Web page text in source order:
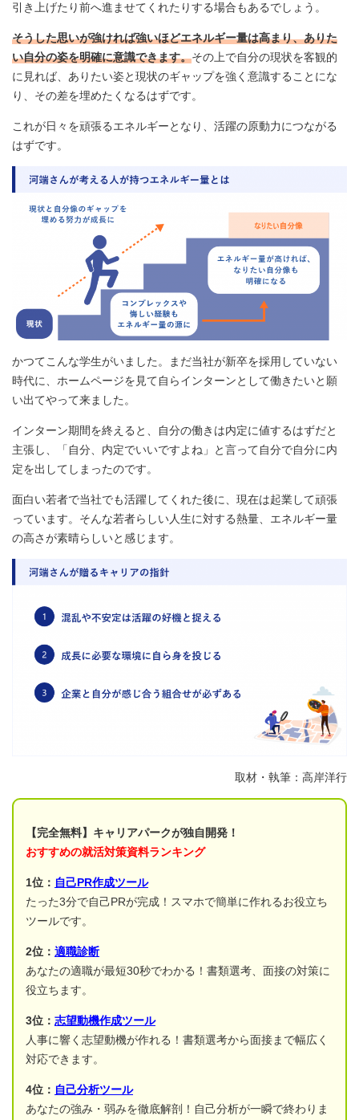
引き上げたり前へ進ませてくれたりする場合もあるでしょう。
そうした思いが強ければ強いほどエネルギー量は高まり、ありた
い自分の姿を明確に意識できます。その上で自分の現状を客観的
に見れば、ありたい姿と現状のギャップを強く意識することにな
り、その差を埋めたくなるはずです。
これが日々を頑張るエネルギーとなり、活躍の原動力につながる
はずです。
かつてこんな学生がいました。まだ当社が新卒を採用していない
時代に、ホームページを見て自らインターンとして働きたいと願
い出てやって来ました。
インターン期間を終えると、自分の働きは内定に値するはずだと
主張し、「自分、内定でいいですよね」と言って自分で自分に内
定を出してしまったのです。
面白い若者で当社でも活躍してくれた後に、現在は起業して頑張
っています。そんな若者らしい人生に対する熱量、エネルギー量
の高さが素晴らしいと感じます。
取材・執筆：高岸洋行
【完全無料】キャリアパークが独自開発！
おすすめの就活対策資料ランキング
1位： 自己PR作成ツール
たった3分で自己PRが完成！スマホで簡単に作れるお役立ち
ツールです。
2位： 適職診断
あなたの適職が最短30秒でわかる！書類選考、面接の対策に
役立ちます。
3位： 志望動機作成ツール
人事に響く志望動機が作れる！書類選考から面接まで幅広く
対応できます。
4位： 自己分析ツール
あなたの強み・弱みを徹底解剖！自己分析が一瞬で終わりま